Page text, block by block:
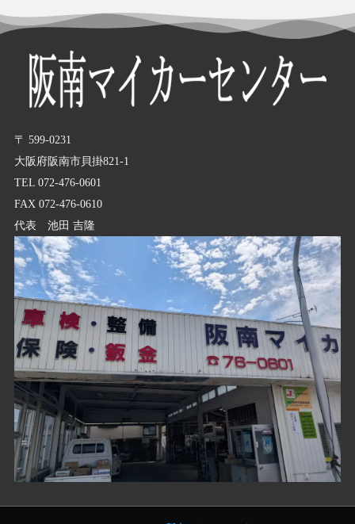
〒 599-0231
大阪府阪南市貝掛821-1
TEL 072-476-0601
FAX 072-476-0610
代表 池田 吉隆